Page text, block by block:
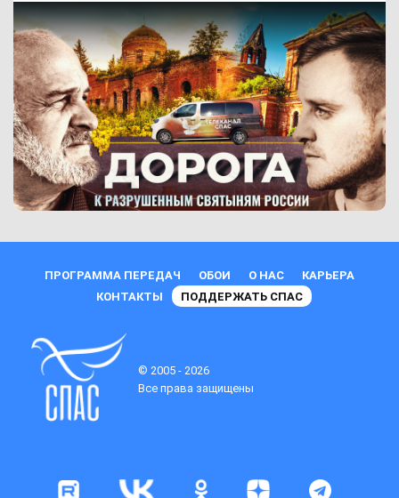
ПРОГРАММА ПЕРЕДАЧ ОБОИ О НАС
КАРЬЕРА
КОНТАКТЫ
ПОДДЕРЖАТЬ СПАС
© 2005 - 2026
Все права защищены